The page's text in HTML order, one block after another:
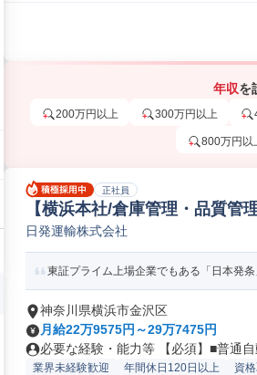
年収を
200万円以上 300万円以上
800万円以
正社員
【横浜本社/倉庫管理・品質管
自動車/輸送機器品質管理
日発運輸株式会社
東証プライム上場企業でもある「日本発
神奈川県横浜市金沢区
月給22万9575円～29万7475円
必要な経験・能力等 【必須】■普通
業界未経験歓迎 年間休日120日以上 資